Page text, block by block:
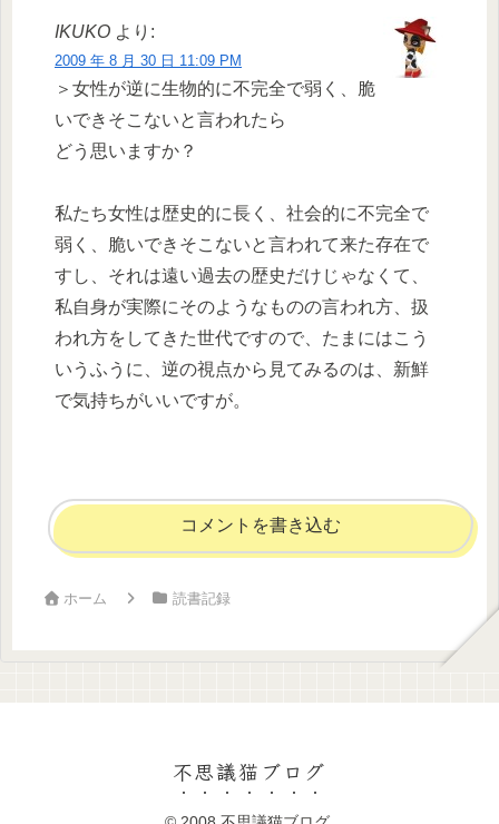
IKUKO より:
2009 年 8 月 30 日 11:09 PM
＞女性が逆に生物的に不完全で弱く、脆
いできそこないと言われたら
どう思いますか？
私たち女性は歴史的に長く、社会的に不完全で
弱く、脆いできそこないと言われて来た存在で
すし、それは遠い過去の歴史だけじゃなくて、
私自身が実際にそのようなものの言われ方、扱
われ方をしてきた世代ですので、たまにはこう
いうふうに、逆の視点から見てみるのは、新鮮
で気持ちがいいですが。
コメントを書き込む
ホーム 読書記録
不思議猫ブログ